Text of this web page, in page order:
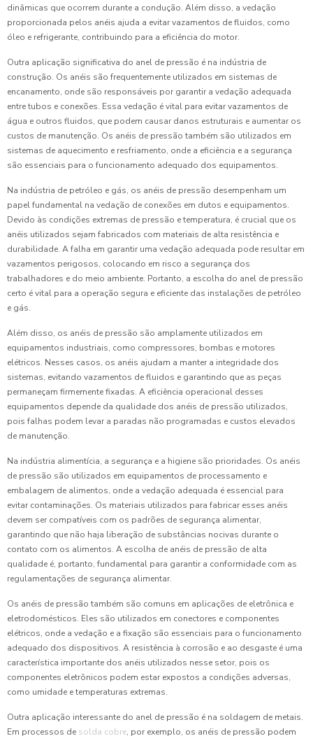
dinâmicas que ocorrem durante a condução. Além disso, a vedação
proporcionada pelos anéis ajuda a evitar vazamentos de fluidos, como
óleo e refrigerante, contribuindo para a eficiência do motor.
Outra aplicação significativa do anel de pressão é na indústria de
construção. Os anéis são frequentemente utilizados em sistemas de
encanamento, onde são responsáveis por garantir a vedação adequada
entre tubos e conexões. Essa vedação é vital para evitar vazamentos de
água e outros fluidos, que podem causar danos estruturais e aumentar os
custos de manutenção. Os anéis de pressão também são utilizados em
sistemas de aquecimento e resfriamento, onde a eficiência e a segurança
são essenciais para o funcionamento adequado dos equipamentos.
Na indústria de petróleo e gás, os anéis de pressão desempenham um
papel fundamental na vedação de conexões em dutos e equipamentos.
Devido às condições extremas de pressão e temperatura, é crucial que os
anéis utilizados sejam fabricados com materiais de alta resistência e
durabilidade. A falha em garantir uma vedação adequada pode resultar em
vazamentos perigosos, colocando em risco a segurança dos
trabalhadores e do meio ambiente. Portanto, a escolha do anel de pressão
certo é vital para a operação segura e eficiente das instalações de petróleo
e gás.
Além disso, os anéis de pressão são amplamente utilizados em
equipamentos industriais, como compressores, bombas e motores
elétricos. Nesses casos, os anéis ajudam a manter a integridade dos
sistemas, evitando vazamentos de fluidos e garantindo que as peças
permaneçam firmemente fixadas. A eficiência operacional desses
equipamentos depende da qualidade dos anéis de pressão utilizados,
pois falhas podem levar a paradas não programadas e custos elevados
de manutenção.
Na indústria alimentícia, a segurança e a higiene são prioridades. Os anéis
de pressão são utilizados em equipamentos de processamento e
embalagem de alimentos, onde a vedação adequada é essencial para
evitar contaminações. Os materiais utilizados para fabricar esses anéis
devem ser compatíveis com os padrões de segurança alimentar,
garantindo que não haja liberação de substâncias nocivas durante o
contato com os alimentos. A escolha de anéis de pressão de alta
qualidade é, portanto, fundamental para garantir a conformidade com as
regulamentações de segurança alimentar.
Os anéis de pressão também são comuns em aplicações de eletrônica e
eletrodomésticos. Eles são utilizados em conectores e componentes
elétricos, onde a vedação e a fixação são essenciais para o funcionamento
adequado dos dispositivos. A resistência à corrosão e ao desgaste é uma
característica importante dos anéis utilizados nesse setor, pois os
componentes eletrônicos podem estar expostos a condições adversas,
como umidade e temperaturas extremas.
Outra aplicação interessante do anel de pressão é na soldagem de metais.
Em processos de solda cobre, por exemplo, os anéis de pressão podem